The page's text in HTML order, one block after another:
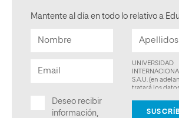
Mantente al día en todo lo relativo a